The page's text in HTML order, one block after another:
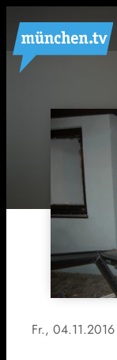
Fr., 04.11.2016